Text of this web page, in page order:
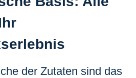
der Zutaten sind das